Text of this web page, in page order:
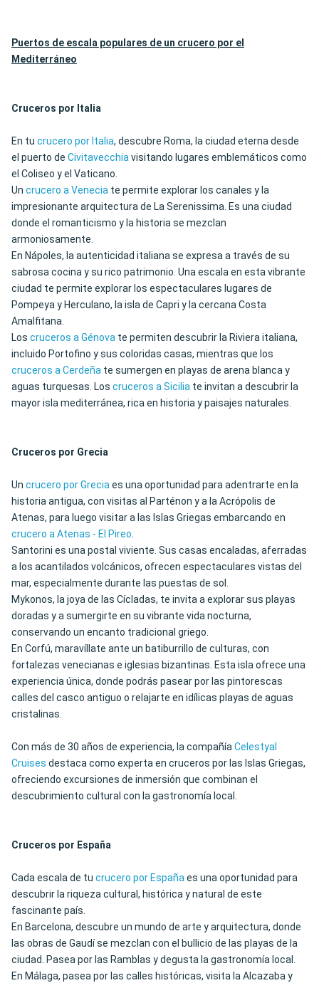
Puertos de escala populares de un crucero por el
Mediterráneo
Cruceros por Italia
En tu crucero por Italia, descubre Roma, la ciudad eterna desde
el puerto de Civitavecchiavisitando lugares emblemáticos como
el Coliseo y el Vaticano.
Un crucero a Venecia te permite explorar los canales y la
impresionante arquitectura de La Serenissima. Es una ciudad
donde el romanticismo y la historia se mezclan
armoniosamente.
En Nápoles, la autenticidad italiana se expresa a través de su
sabrosa cocina y su rico patrimonio. Una escala en esta vibrante
ciudad te permite explorar los espectaculares lugares de
Pompeya y Herculano, la isla de Capri y la cercana Costa
Amalfitana.
Los cruceros a Génova te permiten descubrir la Riviera italiana,
incluido Portofino y sus coloridas casas, mientras que los
cruceros a Cerdeña te sumergen en playas de arena blanca y
aguas turquesas. Los cruceros a Sicilia te invitan a descubrir la
mayor isla mediterránea, rica en historia y paisajes naturales.
Cruceros por Grecia
Un crucero por Greciaes una oportunidad para adentrarte en la
historia antigua, con visitas al Parténon y a la Acrópolis de
Atenas, para luego visitar a las Islas Griegas embarcando en
crucero a Atenas - El Pireo.
Santorini es una postal viviente. Sus casas encaladas, aferradas
a los acantilados volcánicos, ofrecen espectaculares vistas del
mar, especialmente durante las puestas de sol.
Mykonos, la joya de las Cícladas, te invita a explorar sus playas
doradas y a sumergirte en su vibrante vida nocturna,
conservando un encanto tradicional griego.
En Corfú, maravíllate ante un batiburrillo de culturas, con
fortalezas venecianas e iglesias bizantinas. Esta isla ofrece una
experiencia única, donde podrás pasear por las pintorescas
calles del casco antiguo o relajarte en idílicas playas de aguas
cristalinas.
Con más de 30 años de experiencia, la compañíaCelestyal
Cruises destaca como experta en cruceros por las Islas Griegas,
ofreciendo excursiones de inmersión que combinan el
descubrimiento cultural con la gastronomía local.
Cruceros por España
Cada escala de tu crucero por Españaes una oportunidad para
descubrir la riqueza cultural, histórica y natural de este
fascinante país.
En Barcelona, descubre un mundo de arte y arquitectura, donde
las obras de Gaudí se mezclan con el bullicio de las playas de la
ciudad. Pasea por las Ramblas y degusta la gastronomía local.
En Málaga, pasea por las calles históricas, visita la Alcazaba y